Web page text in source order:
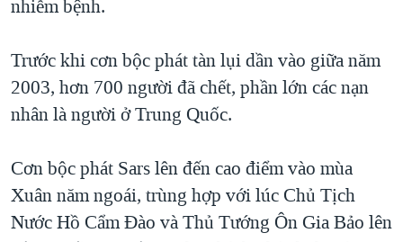
nhiễm bệnh.
Trước khi cơn bộc phát tàn lụi dần vào giữa năm
2003, hơn 700 người đã chết, phần lớn các nạn
nhân là người ở Trung Quốc.
Cơn bộc phát Sars lên đến cao điểm vào mùa
Xuân năm ngoái, trùng hợp với lúc Chủ Tịch
Nước Hồ Cẩm Đào và Thủ Tướng Ôn Gia Bảo lên